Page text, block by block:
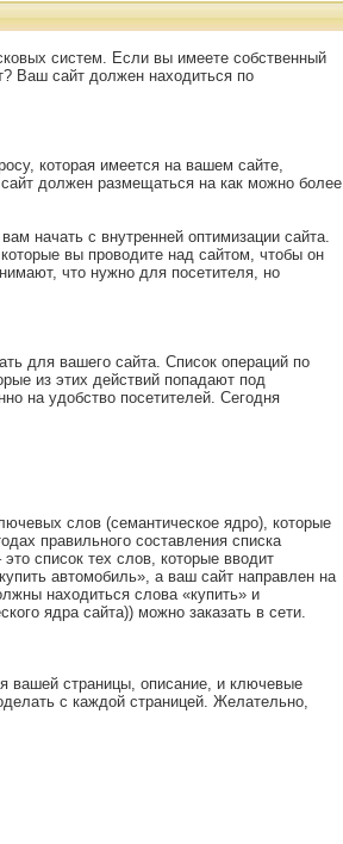
систем. Если вы имеете собственный
Ваш сайт должен находиться по
которая имеется на вашем сайте,
должен размещаться на как можно более
начать с внутренней оптимизации сайта.
вы проводите над сайтом, чтобы он
что нужно для посетителя, но
для вашего сайта. Список операций по
из этих действий попадают под
на удобство посетителей. Сегодня
слов (семантическое ядро), которые
правильного составления списка
список тех слов, которые вводит
автомобиль», а ваш сайт направлен на
находиться слова «купить» и
ядра сайта)) можно заказать в сети.
вашей страницы, описание, и ключевые
с каждой страницей. Желательно,